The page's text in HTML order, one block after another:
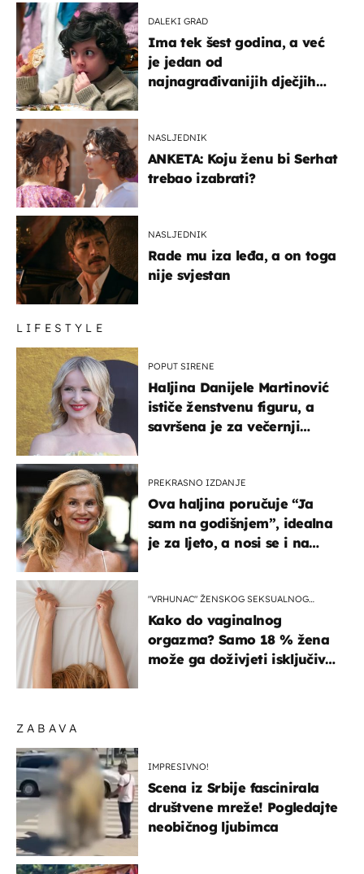
ZABAVA
IMPRESIVNO!
Scena iz Srbije fascinirala
društvene mreže! Pogledajte
neobičnog ljubimca
DALEKI GRAD
Ima tek šest godina, a već
je jedan od
najnagrađivanijih dječjih
NASLJEDNIK
ANKETA: Koju ženu bi Serhat
trebao izabrati?
NASLJEDNIK
Rade mu iza leđa, a on toga
nije svjestan
LIFESTYLE
POPUT SIRENE
Haljina Danijele Martinović
ističe ženstvenu figuru, a
savršena je za večernji
PREKRASNO IZDANJE
Ova haljina poručuje “Ja
sam na godišnjem”, idealna
je za ljeto, a nosi se i na
"VRHUNAC" ŽENSKOG SEKSUALNOG
Kako do vaginalnog
orgazma? Samo 18 % žena
može ga doživjeti isključivo